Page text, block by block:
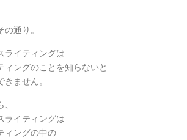
の通り。
ライティングは
ィングのことを知らないと
ません。
ライティングは
ィングの中の